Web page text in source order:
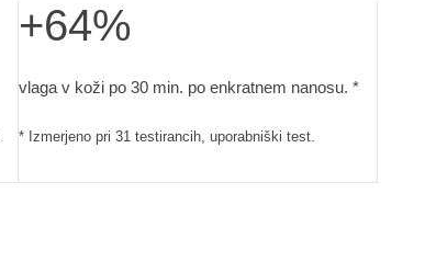
+64%
vlaga v koži po 30 min. po enkratnem nanosu. *
* Izmerjeno pri 31 testirancih, uporabniški test.